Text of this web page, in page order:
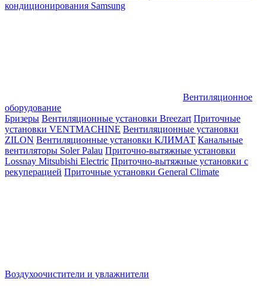
кондиционирования Samsung
Вентиляционное
оборудование
Бризеры Вентиляционные установки Breezart Приточные
установки VENTMACHINE Вентиляционные установки
ZILON Вентиляционные установки КЛИМАТ Канальные
вентиляторы Soler Palau Приточно-вытяжные установки
Lossnay Mitsubishi Electric Приточно-вытяжные установки с
рекуперацией Приточные установки General Climate
Воздухоочистители и увлажнители